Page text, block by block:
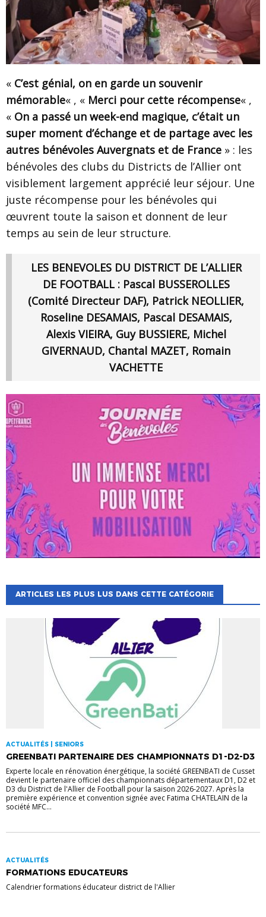
« C’est génial, on en garde un souvenir
mémorable« , « Merci pour cette récompense« ,
« On a passé un week-end magique, c’était un
super moment d’échange et de partage avec les
autres bénévoles Auvergnats et de France » : les
bénévoles des clubs du Districts de l’Allier ont
visiblement largement apprécié leur séjour. Une
juste récompense pour les bénévoles qui
œuvrent toute la saison et donnent de leur
temps au sein de leur structure.
LES BENEVOLES DU DISTRICT DE L’ALLIER
DE FOOTBALL : Pascal BUSSEROLLES
(Comité Directeur DAF), Patrick NEOLLIER,
Roseline DESAMAIS, Pascal DESAMAIS,
Alexis VIEIRA, Guy BUSSIERE, Michel
GIVERNAUD, Chantal MAZET, Romain
VACHETTE
ARTICLES LES PLUS LUS DANS CETTE CATÉGORIE
ACTUALITÉS | SENIORS
GREENBATI PARTENAIRE DES CHAMPIONNATS D1-D2-D3
Experte locale en rénovation énergétique, la société GREENBATI de Cusset
devient le partenaire officiel des championnats départementaux D1, D2 et
D3 du District de l'Allier de Football pour la saison 2026-2027. Après la
première expérience et convention signée avec Fatima CHATELAIN de la
société MFC...
ACTUALITÉS
FORMATIONS EDUCATEURS
Calendrier formations éducateur district de l'Allier